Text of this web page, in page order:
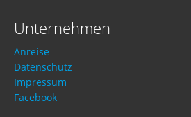
Unternehmen
Anreise
Datenschutz
Impressum
Facebook